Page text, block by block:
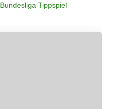
Bundesliga Tippspiel